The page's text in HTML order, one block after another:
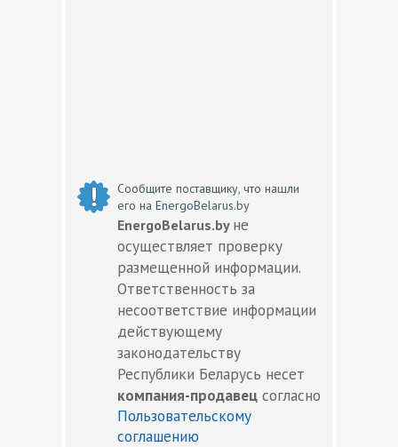
Сообщите поставщику, что нашли
его на EnergoBelarus.by
EnergoBelarus.by не
осуществляет проверку
размещенной информации.
Ответственность за
несоответствие информации
действующему
законодательству
Республики Беларусь несет
компания-продавец согласно
Пользовательскому
соглашению